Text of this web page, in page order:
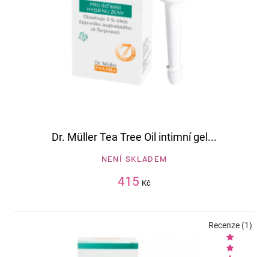
Dr. Müller Tea Tree Oil intimní gel...
NENÍ SKLADEM
415 Kč
Recenze (1)